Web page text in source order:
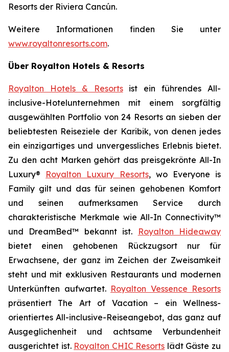
Resorts der Riviera Cancún.
Weitere Informationen finden Sie unter
www.royaltonresorts.com.
Über Royalton Hotels & Resorts
Royalton Hotels & Resortsist ein führendes All-
inclusive-Hotelunternehmen mit einem sorgfältig
ausgewählten Portfolio von 24 Resorts an sieben der
beliebtesten Reiseziele der Karibik, von denen jedes
ein einzigartiges und unvergessliches Erlebnis bietet.
Zu den acht Marken gehört das preisgekrönte All-In
Luxury® Royalton Luxury Resorts, wo Everyone is
Family gilt und das für seinen gehobenen Komfort
und seinen aufmerksamen Service durch
charakteristische Merkmale wie All-In Connectivity™
und DreamBed™ bekannt ist.
Royalton Hideaway
bietet einen gehobenen Rückzugsort nur für
Erwachsene, der ganz im Zeichen der Zweisamkeit
steht und mit exklusiven Restaurants und modernen
Unterkünften aufwartet. Royalton Vessence Resorts
präsentiert The Art of Vacation – ein Wellness-
orientiertes All-inclusive-Reiseangebot, das ganz auf
Ausgeglichenheit und achtsame Verbundenheit
ausgerichtet ist. Royalton CHIC Resorts lädt Gäste zu